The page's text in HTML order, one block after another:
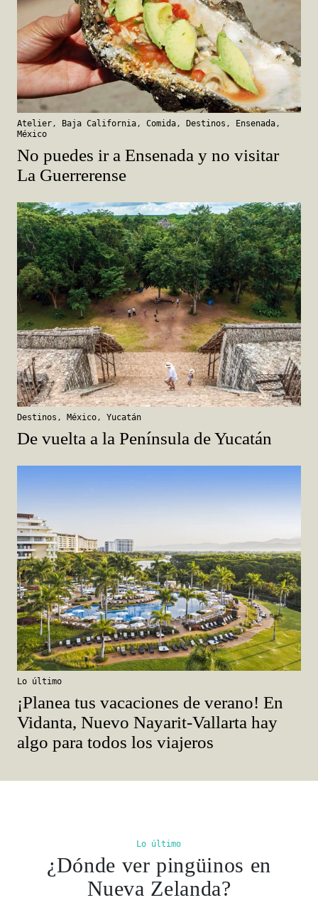
Atelier, Baja California, Comida, Destinos , Ensenada,
México
No puedes ir a Ensenada y no visitar
La Guerrerense
Destinos , México, Yucatán
De vuelta a la Península de Yucatán
Lo último
¡Planea tus vacaciones de verano! En
Vidanta, Nuevo Nayarit-Vallarta hay
algo para todos los viajeros
Lo último
¿Dónde ver pingüinos en
Nueva Zelanda?